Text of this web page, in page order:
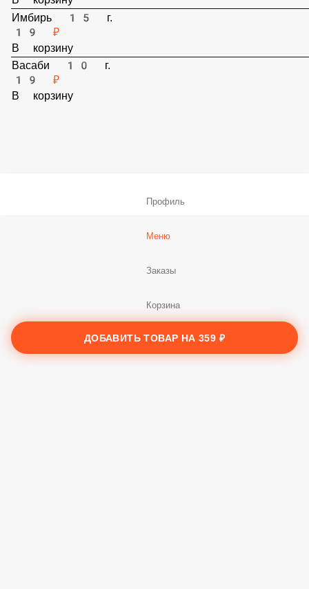
В корзину
Имбирь 15 г.
19 ₽
В корзину
Васаби 10 г.
ДОБАВИТЬ ТОВАР НА359 ₽
Меню
Заказы
Корзина